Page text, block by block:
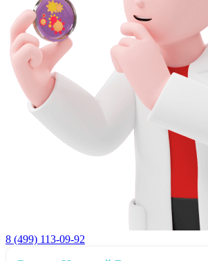
8 (499) 113-09-92